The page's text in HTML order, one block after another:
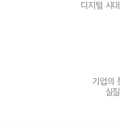
디지털 시
기업의
실